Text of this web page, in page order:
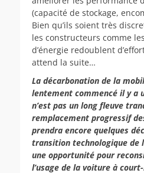
(capacité de stockage,
Bien qu’ils soient très
les constructeurs comme
d’énergie redoublent
attend la suite…
La décarbonation de la
lentement commencé il y a
n’est pas un long fleuve
remplacement progressif
prendra encore quelques
transition technologique de
une opportunité pour
l’usage de la voiture à